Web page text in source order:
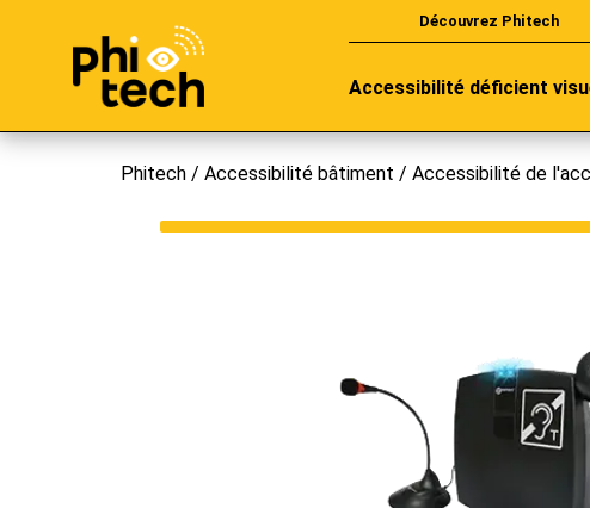
Découvrez Phitech
Accessibilité déficient
Phitech/ Accessibilité bâtiment / Accessibilité de